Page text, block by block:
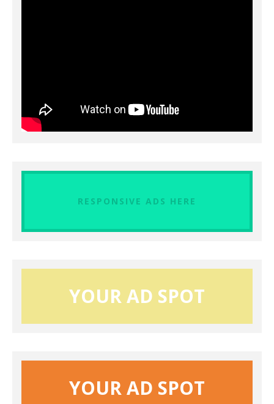
RESPONSIVE ADS HERE
YOUR AD SPOT
YOUR AD SPOT